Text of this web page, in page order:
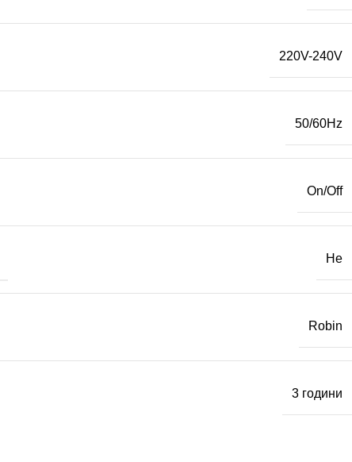
220V-240V
50/60Hz
On/Off
Не
Robin
3 години